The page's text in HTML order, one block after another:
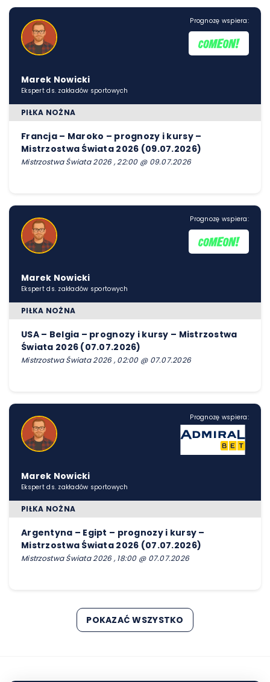
Prognozę wspiera:
Marek Nowicki
Ekspert ds. zakładów sportowych
PIŁKA NOŻNA
Francja – Maroko – prognozy i kursy –
Mistrzostwa Świata 2026 (09.07.2026)
Mistrzostwa Świata 2026 , 22:00 @ 09.07.2026
Prognozę wspiera:
Marek Nowicki
Ekspert ds. zakładów sportowych
PIŁKA NOŻNA
USA – Belgia – prognozy i kursy – Mistrzostwa
Świata 2026 (07.07.2026)
Mistrzostwa Świata 2026 , 02:00 @ 07.07.2026
Prognozę wspiera:
Marek Nowicki
Ekspert ds. zakładów sportowych
PIŁKA NOŻNA
Argentyna – Egipt – prognozy i kursy –
Mistrzostwa Świata 2026 (07.07.2026)
Mistrzostwa Świata 2026 , 18:00 @ 07.07.2026
POKAZAĆ WSZYSTKO